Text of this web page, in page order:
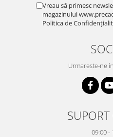
Vreau să primesc
magazinului
Politica de
Urmareste-ne
09:00 -